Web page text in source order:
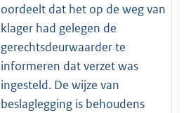
oordeelt dat het op de weg van
klager had gelegen de
gerechtsdeurwaarder te
informeren dat verzet was
ingesteld. De wijze van
beslaglegging is behoudens